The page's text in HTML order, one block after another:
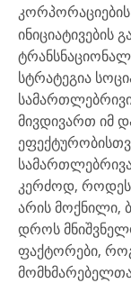
კორპორაციების
ინიციატივების
სტრატეგია
სამართლებრივი
მივდივართ იმ
კერძოდ,
არის მოქნილი,
დროს
ფაქტორები,
მომხმარებელთა